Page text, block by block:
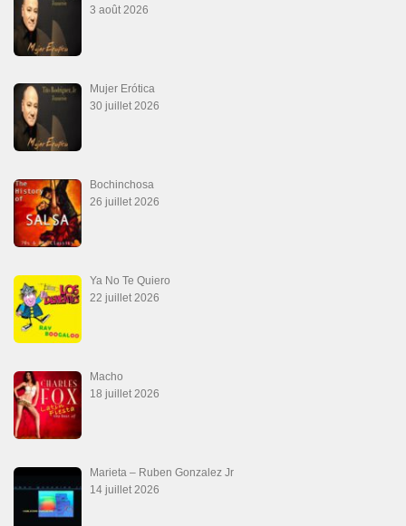
3 août 2026
Mujer Erótica
30 juillet 2026
Bochinchosa
26 juillet 2026
Ya No Te Quiero
22 juillet 2026
Macho
18 juillet 2026
Marieta – Ruben Gonzalez Jr
14 juillet 2026